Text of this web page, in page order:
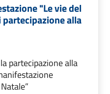
"Le vie del
alla
partecipazione alla